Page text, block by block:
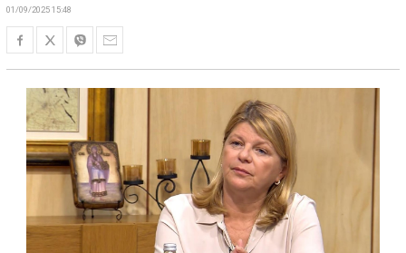
01/09/2025 15:48